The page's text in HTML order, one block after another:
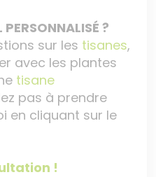
PERSONNALISÉ ?
sur les tisanes,
avec les plantes
tisane
pas à prendre
en cliquant sur le
!